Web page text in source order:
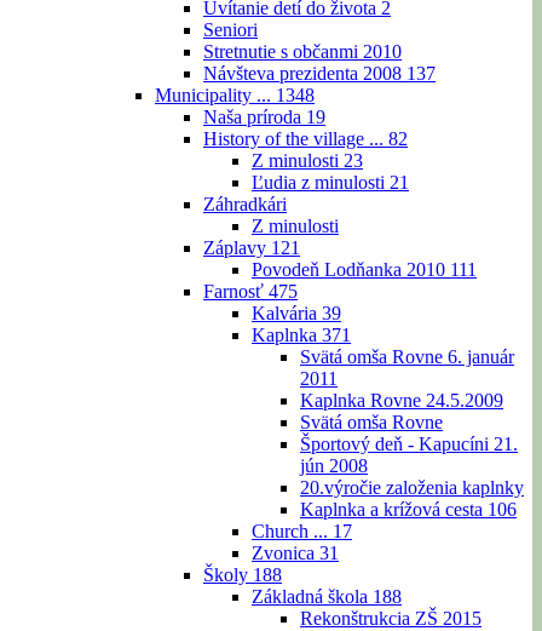
Uvítanie detí do života 2
Seniori
Stretnutie s občanmi 2010
Návšteva prezidenta 2008 137
Municipality ... 1348
Naša príroda 19
History of the village ... 82
Z minulosti 23
Ľudia z minulosti 21
Záhradkári
Z minulosti
Záplavy 121
Povodeň Lodňanka 2010 111
Farnosť 475
Kalvária 39
Kaplnka 371
Svätá omša Rovne 6. január
2011
Kaplnka Rovne 24.5.2009
Svätá omša Rovne
Športový deň - Kapucíni 21.
jún 2008
20.výročie založenia kaplnky
Kaplnka a krížová cesta 106
Church ... 17
Zvonica 31
Školy 188
Základná škola 188
Rekonštrukcia ZŠ 2015